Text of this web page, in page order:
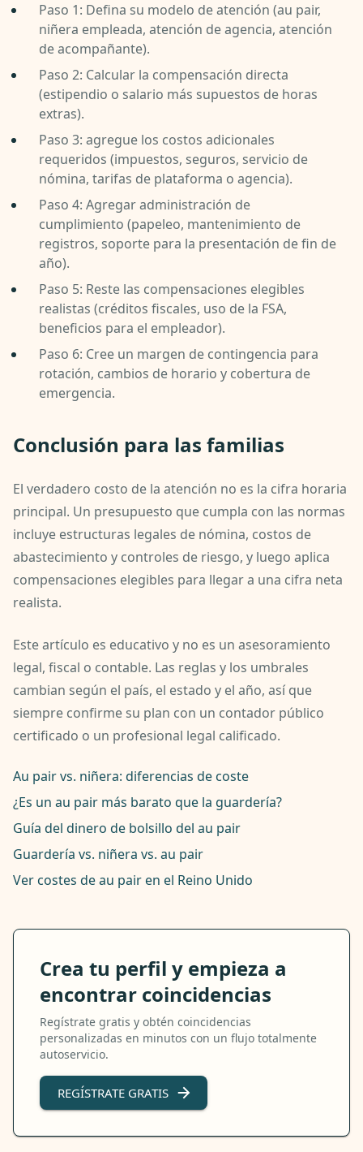
Paso 1: Defina su modelo de atención (au pair,
niñera empleada, atención de agencia, atención
de acompañante).
Paso 2: Calcular la compensación directa
(estipendio o salario más supuestos de horas
extras).
Paso 3: agregue los costos adicionales
requeridos (impuestos, seguros, servicio de
nómina, tarifas de plataforma o agencia).
Paso 4: Agregar administración de
cumplimiento (papeleo, mantenimiento de
registros, soporte para la presentación de fin de
año).
Paso 5: Reste las compensaciones elegibles
realistas (créditos fiscales, uso de la FSA,
beneficios para el empleador).
Paso 6: Cree un margen de contingencia para
rotación, cambios de horario y cobertura de
emergencia.
Conclusión para las familias
El verdadero costo de la atención no es la cifra horaria
principal. Un presupuesto que cumpla con las normas
incluye estructuras legales de nómina, costos de
abastecimiento y controles de riesgo, y luego aplica
compensaciones elegibles para llegar a una cifra neta
realista.
Este artículo es educativo y no es un asesoramiento
legal, fiscal o contable. Las reglas y los umbrales
cambian según el país, el estado y el año, así que
siempre confirme su plan con un contador público
certificado o un profesional legal calificado.
Au pair vs. niñera: diferencias de coste
¿Es un au pair más barato que la guardería?
Guía del dinero de bolsillo del au pair
Guardería vs. niñera vs. au pair
Ver costes de au pair en el Reino Unido
Crea tu perfil y empieza a
encontrar coincidencias
Regístrate gratis y obtén coincidencias
personalizadas en minutos con un flujo totalmente
autoservicio.
REGÍSTRATE GRATIS